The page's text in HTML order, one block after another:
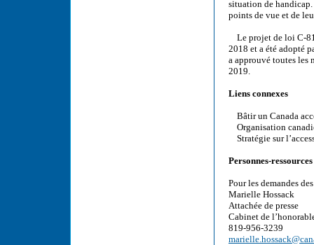
situation de
points de vue et de
Le projet de loi C-
2018 et a été adopté
a approuvé toutes
2019.
Liens connexes
Bâtir un Canada
Organisation
Stratégie sur
Personnes-ressources
Pour les demandes
Marielle Hossack
Attachée de presse
Cabinet de
819-956-3239